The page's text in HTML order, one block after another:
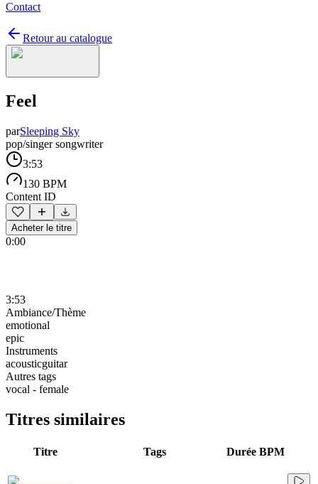
Contact
Retour au catalogue
Feel
parSleeping Sky
pop/singer songwriter
3:53
130 BPM
Content ID
Acheter le titre
0:00
3:53
Ambiance/Thème
emotional
epic
Instruments
acousticguitar
Autres tags
vocal - female
Titres similaires
Titre Tags Durée BPM